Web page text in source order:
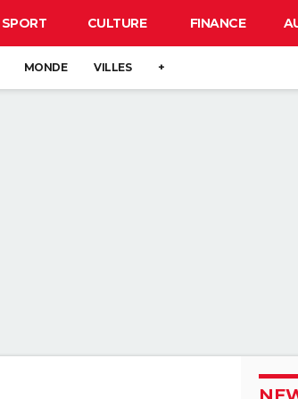
SPORT CULTURE FINANCE
MONDE VILLES +